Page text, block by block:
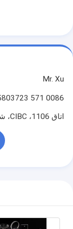
Mr. Xu
0086 571 85803723
اتاق 1106، CIBC، شماره 198 جاده Wuxing، هانگزو، چین